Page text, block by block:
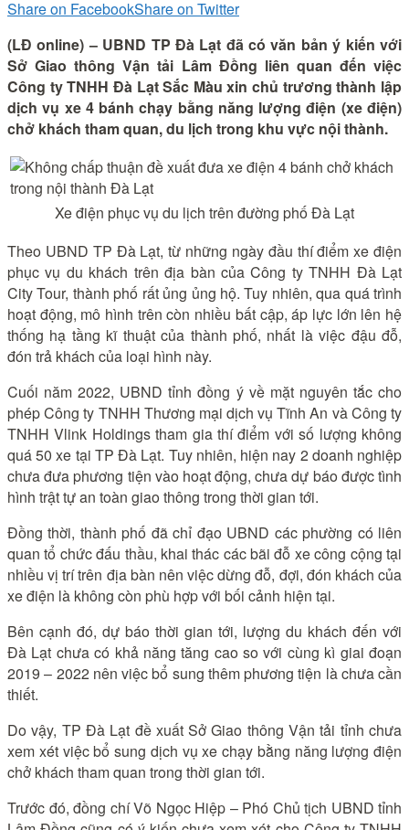
Share on FacebookShare on Twitter
(LĐ online) – UBND TP Đà Lạt đã có văn bản ý kiến với
Sở Giao thông Vận tải Lâm Đồng liên quan đến việc
Công ty TNHH Đà Lạt Sắc Màu xin chủ trương thành lập
dịch vụ xe 4 bánh chạy bằng năng lượng điện (xe điện)
chở khách tham quan, du lịch trong khu vực nội thành.
Xe điện phục vụ du lịch trên đường phố Đà Lạt
Theo UBND TP Đà Lạt, từ những ngày đầu thí điểm xe điện
phục vụ du khách trên địa bàn của Công ty TNHH Đà Lạt
City Tour, thành phố rất ủng ủng hộ. Tuy nhiên, qua quá trình
hoạt động, mô hình trên còn nhiều bất cập, áp lực lớn lên hệ
thống hạ tầng kĩ thuật của thành phố, nhất là việc đậu đỗ,
đón trả khách của loại hình này.
Cuối năm 2022, UBND tỉnh đồng ý về mặt nguyên tắc cho
phép Công ty TNHH Thương mại dịch vụ Tĩnh An và Công ty
TNHH Vlink Holdings tham gia thí điểm với số lượng không
quá 50 xe tại TP Đà Lạt. Tuy nhiên, hiện nay 2 doanh nghiệp
chưa đưa phương tiện vào hoạt động, chưa dự báo được tình
hình trật tự an toàn giao thông trong thời gian tới.
Đồng thời, thành phố đã chỉ đạo UBND các phường có liên
quan tổ chức đấu thầu, khai thác các bãi đỗ xe công cộng tại
nhiều vị trí trên địa bàn nên việc dừng đỗ, đợi, đón khách của
xe điện là không còn phù hợp với bối cảnh hiện tại.
Bên cạnh đó, dự báo thời gian tới, lượng du khách đến với
Đà Lạt chưa có khả năng tăng cao so với cùng kì giai đoạn
2019 – 2022 nên việc bổ sung thêm phương tiện là chưa cần
thiết.
Do vậy, TP Đà Lạt đề xuất Sở Giao thông Vận tải tỉnh chưa
xem xét việc bổ sung dịch vụ xe chạy bằng năng lượng điện
chở khách tham quan trong thời gian tới.
Trước đó, đồng chí Võ Ngọc Hiệp – Phó Chủ tịch UBND tỉnh